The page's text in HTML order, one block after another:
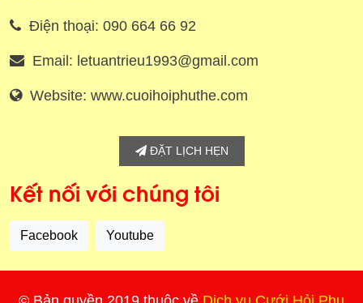
Điện thoại: 090 664 66 92
Email: letuantrieu1993@gmail.com
Website: www.cuoihoiphuthe.com
ĐẶT LỊCH HẸN
Kết nối với chúng tôi
Facebook Youtube